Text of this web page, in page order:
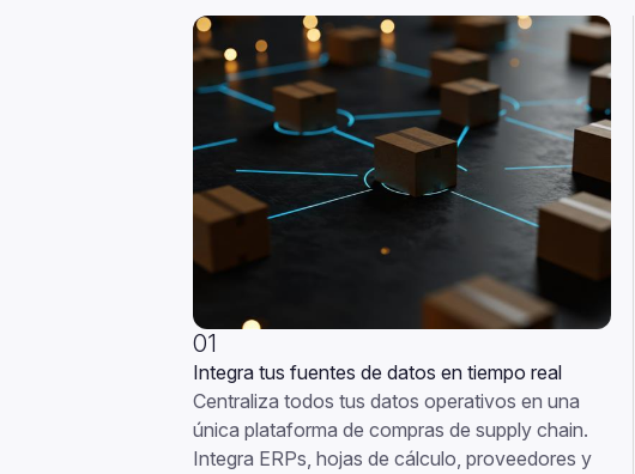
01
Integra tus fuentes de datos en tiempo real
Centraliza todos tus datos operativos en una
única plataforma de compras de supply chain.
Integra ERPs, hojas de cálculo, proveedores y